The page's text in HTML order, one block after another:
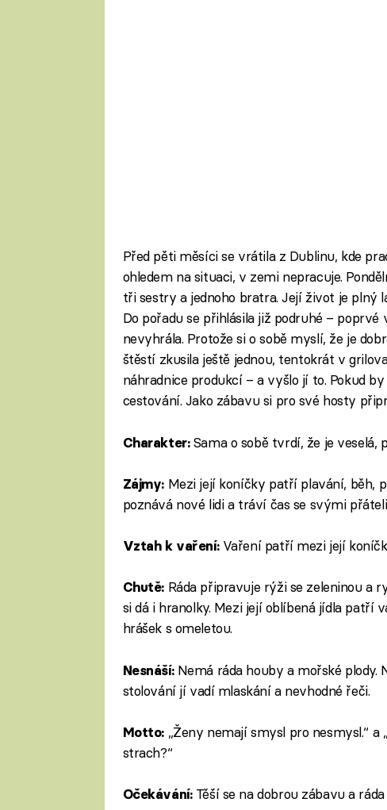
Před pěti měsíci se vrátila z Dublinu, kde
ohledem na situaci, v zemi nepracuje.
tři sestry a jednoho bratra. Její život je plný
Do pořadu se přihlásila již podruhé –
nevyhrála. Protože si o sobě myslí, že je
štěstí zkusila ještě jednou, tentokrát v
náhradnice produkcí – a vyšlo jí to. Pokud
cestování. Jako zábavu si pro své hosty
Charakter: Sama o sobě tvrdí, že je veselá,
Zájmy: Mezi její koníčky patří plavání, běh,
poznává nové lidi a tráví čas se svými
Vztah k vaření: Vaření patří mezi její
Chutě: Ráda připravuje rýži se zeleninou a
si dá i hranolky. Mezi její oblíbená jídla patří
hrášek s omeletou.
Nesnáší: Nemá ráda houby a mořské plody.
stolování jí vadí mlaskání a nevhodné řeči.
Motto: „Ženy nemají smysl pro nesmysl.“
strach?“
Očekávání: Těší se na dobrou zábavu a